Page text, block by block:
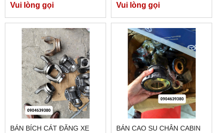
Vui lòng gọi Vui lòng gọi
BÁN BÍCH CÁT ĐĂNG XE
BÁN CAO SU CHÂN CABIN